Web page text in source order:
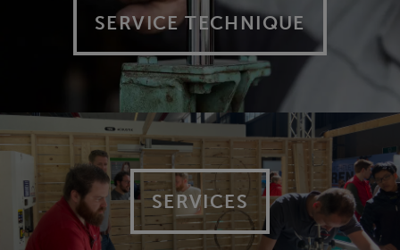
SERVICE TECHNIQUE
SERVICES